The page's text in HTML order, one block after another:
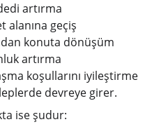
artırma
alanına geçiş
konuta dönüşüm
artırma
koşullarını iyileştirme
devreye girer.
ise şudur: